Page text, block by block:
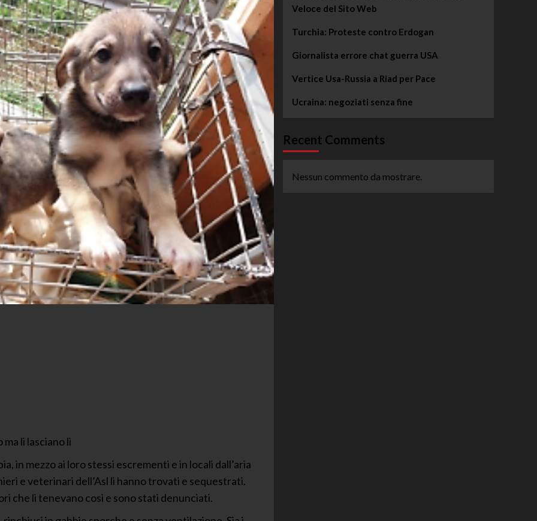
li lasciano lì
in mezzo ai loro stessi escrementi e in locali dall’aria
e veterinari dell’Asl li hanno trovati e sequestrati.
che li tenevano così e sono stati denunciati.
Veloce del Sito Web
Turchia: Proteste contro Erdogan
Giornalista errore chat guerra USA
Vertice Usa-Russia a Riad per Pace
Ucraina: negoziati senza fine
Recent Comments
Nessun commento da mostrare.